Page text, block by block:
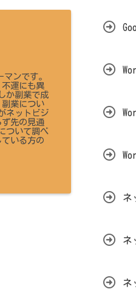
ンです。
運にも異
か副業で成
業につい
ネットビジ
先の見通
ついて調べ
いる方の
ネ
ネ
ネ